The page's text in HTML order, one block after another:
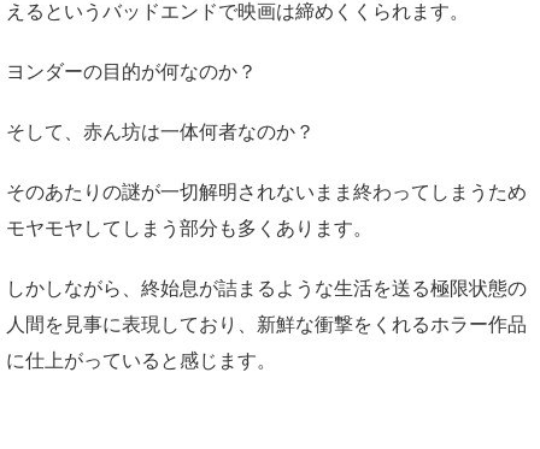
えるというバッドエンドで映画は締めくくられます。
ヨンダーの目的が何なのか？
そして、赤ん坊は一体何者なのか？
そのあたりの謎が一切解明されないまま終わってしまうため
モヤモヤしてしまう部分も多くあります。
しかしながら、終始息が詰まるような生活を送る極限状態の
人間を見事に表現しており、新鮮な衝撃をくれるホラー作品
に仕上がっていると感じます。